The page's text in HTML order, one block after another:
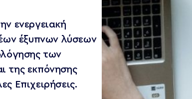
ενεργειακή
έξυπνων λύσεων
των
της εκπόνησης
Επιχειρήσεις.